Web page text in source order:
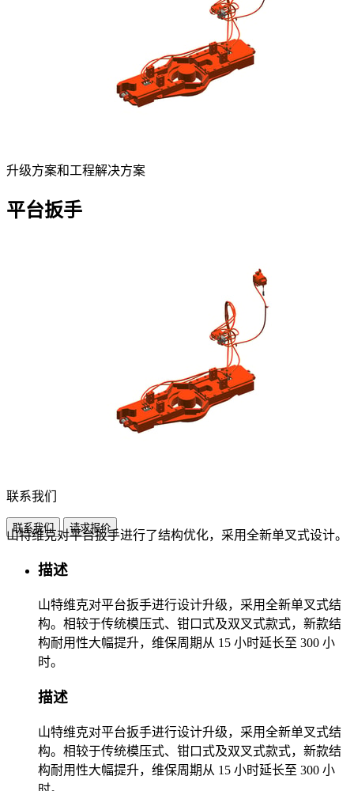
升级方案和工程解决方案
平台扳手
联系我们
联系我们 请求报价
山特维克对平台扳手进行了结构优化，采用全新单叉式设计。
描述
山特维克对平台扳手进行设计升级，采用全新单叉式结
构。相较于传统模压式、钳口式及双叉式款式，新款结
构耐用性大幅提升，维保周期从 15 小时延长至 300 小
时。
描述
山特维克对平台扳手进行设计升级，采用全新单叉式结
构。相较于传统模压式、钳口式及双叉式款式，新款结
构耐用性大幅提升，维保周期从 15 小时延长至 300 小